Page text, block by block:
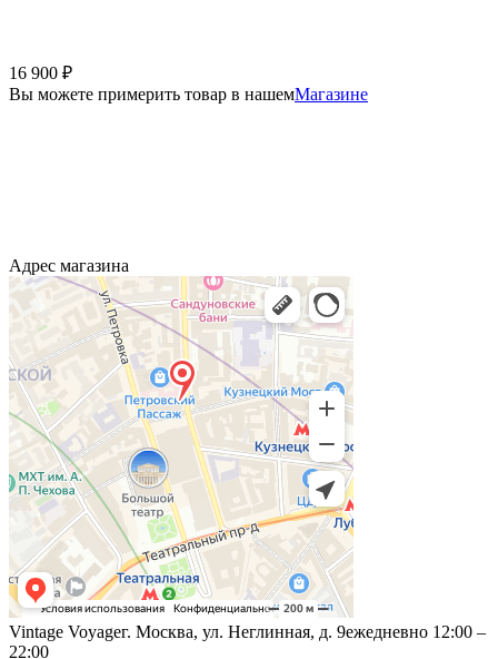
16 900 ₽
Вы можете примерить товар в нашемМагазине
Адрес магазина
Vintage Voyageг. Москва, ул. Неглинная, д. 9ежедневно 12:00 –
22:00